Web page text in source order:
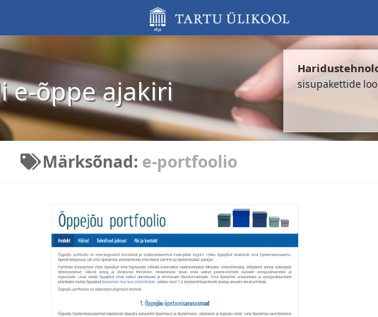
sisupakettide
e-õppe ajakiri
Märksõnad: e-portfoolio